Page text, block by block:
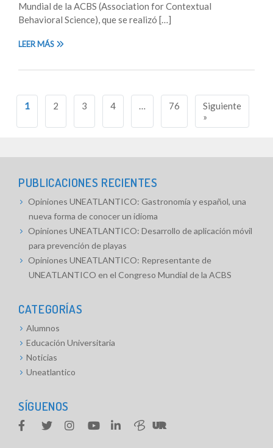
Mundial de la ACBS (Association for Contextual
Behavioral Science), que se realizó […]
LEER MÁS
Navegación
1 2 3 4 … 76
Siguiente
»
PUBLICACIONES RECIENTES
Opiniones UNEATLANTICO: Gastronomía y español, una
nueva forma de conocer un idioma
Opiniones UNEATLANTICO: Desarrollo de aplicación móvil
para prevención de playas
Opiniones UNEATLANTICO: Representante de
UNEATLANTICO en el Congreso Mundial de la ACBS
CATEGORÍAS
Alumnos
Educación Universitaria
Noticias
Uneatlantico
SÍGUENOS